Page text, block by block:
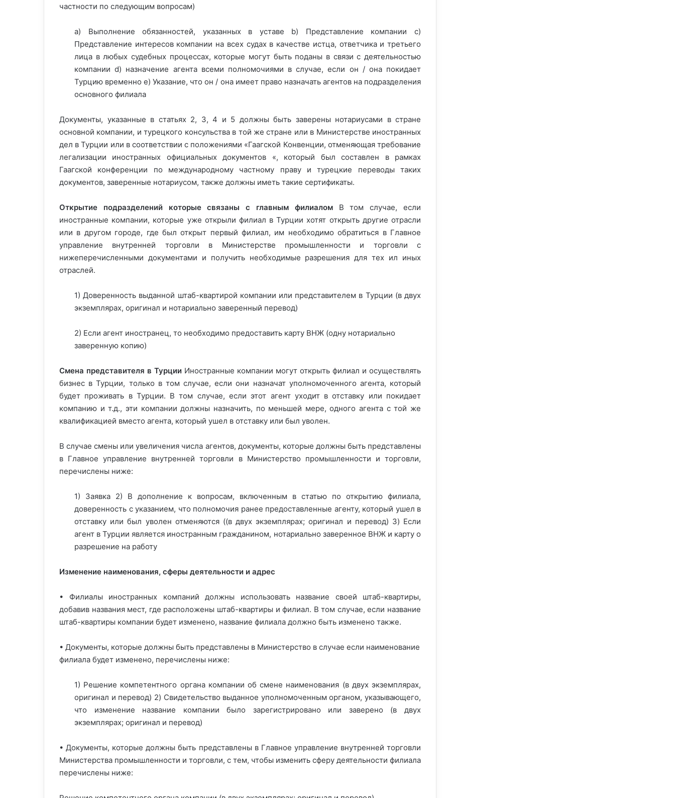
частности по следующим вопросам)
a) Выполнение обязанностей, указанных в уставе b) Представление компании c)
Представление интересов компании на всех судах в качестве истца, ответчика и третьего
лица в любых судебных процессах, которые могут быть поданы в связи с деятельностью
компании d) назначение агента всеми полномочиями в случае, если он / она покидает
Турцию временно e) Указание, что он / она имеет право назначать агентов на подразделения
основного филиала
Документы, указанные в статьях 2, 3, 4 и 5 должны быть заверены нотариусами в стране
основной компании, и турецкого консульства в той же стране или в Министерстве иностранных
дел в Турции или в соответствии с положениями «Гаагской Конвенции, отменяющая требование
легализации иностранных официальных документов «, который был составлен в рамках
Гаагской конференции по международному частному праву и турецкие переводы таких
документов, заверенные нотариусом, также должны иметь такие сертификаты.
Открытие подразделений которые связаны с главным филиалом В том случае, если
иностранные компании, которые уже открыли филиал в Турции хотят открыть другие отрасли
или в другом городе, где был открыт первый филиал, им необходимо обратиться в Главное
управление внутренней торговли в Министерстве промышленности и торговли с
нижеперечисленными документами и получить необходимые разрешения для тех ил иных
отраслей.
1) Доверенность выданной штаб-квартирой компании или представителем в Турции (в двух
экземплярах, оригинал и нотариально заверенный перевод)
2) Если агент иностранец, то необходимо предоставить карту ВНЖ (одну нотариально
заверенную копию)
Смена представителя в Турции Иностранные компании могут открыть филиал и осуществлять
бизнес в Турции, только в том случае, если они назначат уполномоченного агента, который
будет проживать в Турции. В том случае, если этот агент уходит в отставку или покидает
компанию и т.д., эти компании должны назначить, по меньшей мере, одного агента с той же
квалификацией вместо агента, который ушел в отставку или был уволен.
В случае смены или увеличения числа агентов, документы, которые должны быть представлены
в Главное управление внутренней торговли в Министерство промышленности и торговли,
перечислены ниже:
1) Заявка 2) В дополнение к вопросам, включенным в статью по открытию филиала,
доверенность с указанием, что полномочия ранее предоставленные агенту, который ушел в
отставку или был уволен отменяются ((в двух экземплярах; оригинал и перевод) 3) Если
агент в Турции является иностранным гражданином, нотариально заверенное ВНЖ и карту о
разрешение на работу
Изменение наименования, сферы деятельности и адрес
• Филиалы иностранных компаний должны использовать название своей штаб-квартиры,
добавив названия мест, где расположены штаб-квартиры и филиал. В том случае, если название
штаб-квартиры компании будет изменено, название филиала должно быть изменено также.
• Документы, которые должны быть представлены в Министерство в случае если наименование
филиала будет изменено, перечислены ниже:
1) Решение компетентного органа компании об смене наименования (в двух экземплярах,
оригинал и перевод) 2) Свидетельство выданное уполномоченным органом, указывающего,
что изменение название компании было зарегистрировано или заверено (в двух
экземплярах; оригинал и перевод)
• Документы, которые должны быть представлены в Главное управление внутренней торговли
Министерства промышленности и торговли, с тем, чтобы изменить сферу деятельности филиала
перечислены ниже: